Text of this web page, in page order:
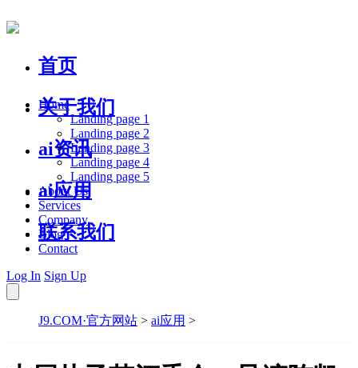
首页
关于我们
ai资讯
ai应用
联系我们
Home
Landing page 1
Landing page 2
Landing page 3
Landing page 4
Landing page 5
About Us
Services
Company
Blog
Contact
Log In Sign Up
J9.COM·官方网站 > ai应用 >